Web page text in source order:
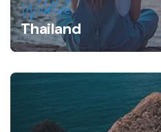
Wildlife
Thailand